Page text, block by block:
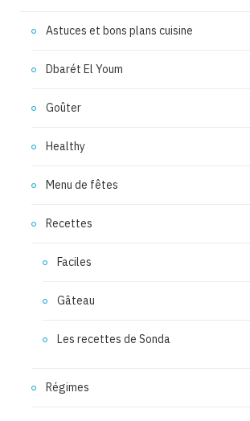
Astuces et bons plans cuisine
Dbarét El Youm
Goûter
Healthy
Menu de fêtes
Recettes
Faciles
Gâteau
Les recettes de Sonda
Régimes